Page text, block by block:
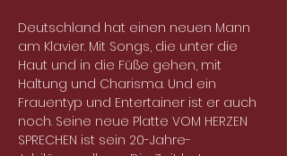
Deutschland hat einen neuen Mann
am Klavier. Mit Songs, die unter die
Haut und in die Füße gehen, mit
Haltung und Charisma. Und ein
Frauentyp und Entertainer ist er auch
noch. Seine neue Platte VOM HERZEN
SPRECHEN ist sein 20-Jahre-